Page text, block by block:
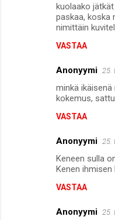
kuolaako
paskaa, koska
nimittäin
VASTAA
Anonyymi 25.
minkä
kokemus,
VASTAA
Anonyymi 25.
Keneen sulla
Kenen
VASTAA
Anonyymi 25.